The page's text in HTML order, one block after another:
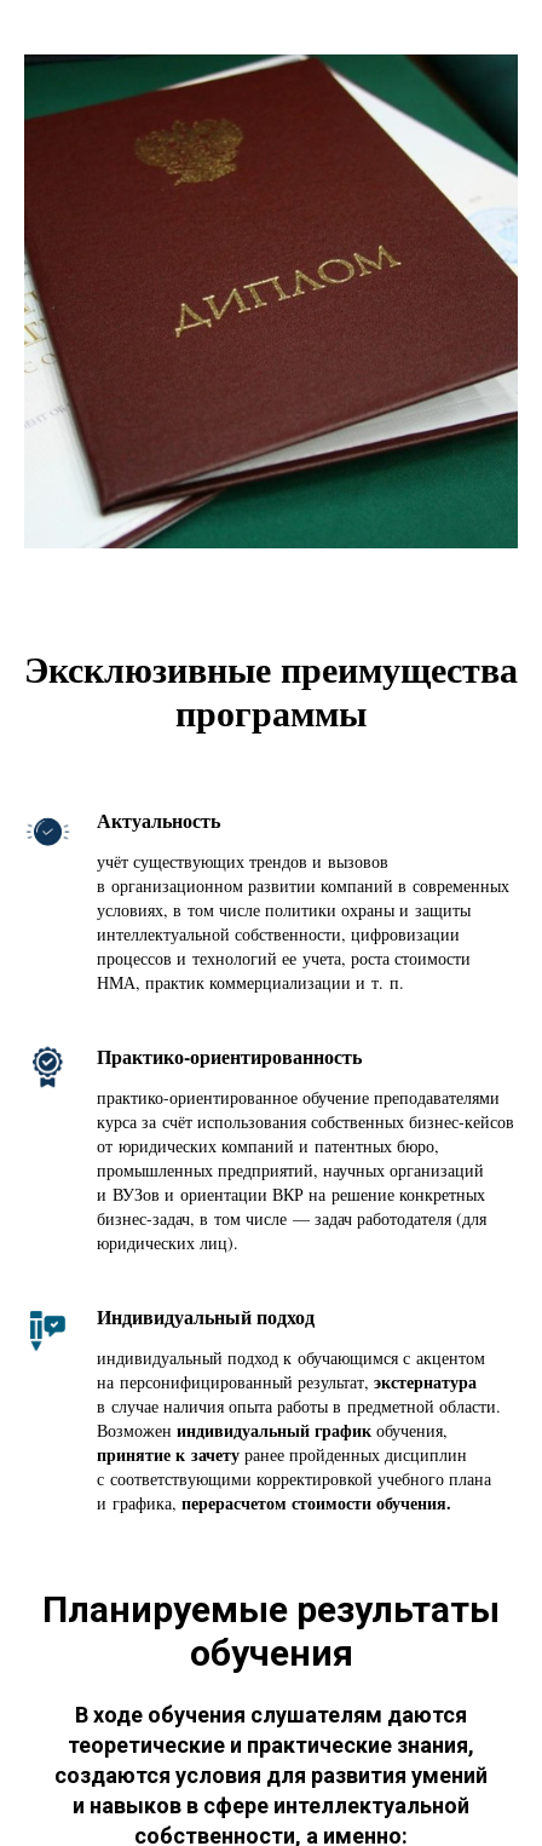
Эксклюзивные преимущества
программы
Актуальность
учёт существующих трендов и вызовов
в организационном развитии компаний в современных
условиях, в том числе политики охраны и защиты
интеллектуальной собственности, цифровизации
процессов и технологий ее учета, роста стоимости
НМА, практик коммерциализации и т. п.
Практико-ориентированность
практико-ориентированное обучение преподавателями
курса за счёт использования собственных бизнес-кейсов
от юридических компаний и патентных бюро,
промышленных предприятий, научных организаций
и ВУЗов и ориентации ВКР на решение конкретных
бизнес-задач, в том числе — задач работодателя (для
юридических лиц).
Индивидуальный подход
индивидуальный подход к обучающимся с акцентом
на персонифицированный результат, экстернатура
в случае наличия опыта работы в предметной области.
Возможен индивидуальный график обучения,
принятие к зачету ранее пройденных дисциплин
с соответствующими корректировкой учебного плана
и графика, перерасчетом стоимости обучения.
Планируемые результаты
обучения
В ходе обучения слушателям даются
теоретические и практические знания,
создаются условия для развития умений
и навыков в сфере интеллектуальной
собственности, а именно: